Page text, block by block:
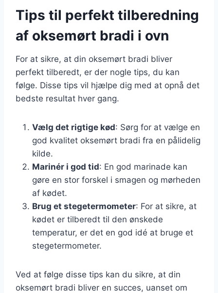
Tips til perfekt tilberedning
af oksemørt bradi i ovn
For at sikre, at din oksemørt bradi bliver
perfekt tilberedt, er der nogle tips, du kan
følge. Disse tips vil hjælpe dig med at opnå det
bedste resultat hver gang.
Vælg det rigtige kød: Sørg for at vælge en
god kvalitet oksemørt bradi fra en pålidelig
kilde.
Marinér i god tid: En god marinade kan
gøre en stor forskel i smagen og mørheden
af kødet.
Brug et stegetermometer: For at sikre, at
kødet er tilberedt til den ønskede
temperatur, er det en god idé at bruge et
stegetermometer.
Ved at følge disse tips kan du sikre, at din
oksemørt bradi bliver en succes, uanset om